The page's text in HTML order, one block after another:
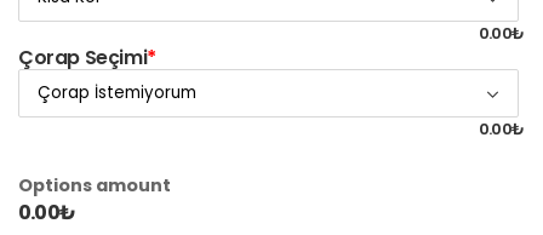
0.00₺
*
Çorap Seçimi
0.00₺
Options amount
0.00₺